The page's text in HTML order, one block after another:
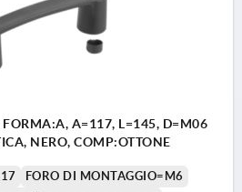
A=117, L=145, D=M06
NERO, COMP:OTTONE
FORO DI MONTAGGIO=M6